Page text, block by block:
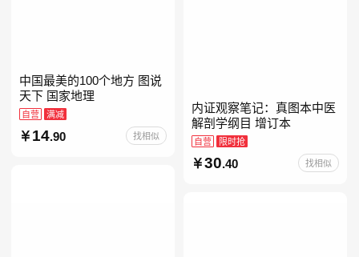
中国最美的100个地方 图说
天下 国家地理
自营 满减
14.90 找相似
内证观察笔记：真图本中医
解剖学纲目 增订本
自营 限时抢
30.40 找相似